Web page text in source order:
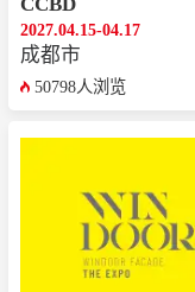
2027.04.15-04.17
成都市
50798人浏览